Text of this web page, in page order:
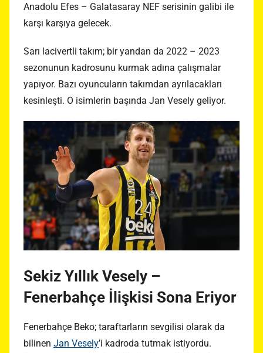
Anadolu Efes – Galatasaray NEF serisinin galibi ile
karşı karşıya gelecek.
Sarı lacivertli takım; bir yandan da 2022 – 2023
sezonunun kadrosunu kurmak adına çalışmalar
yapıyor. Bazı oyuncuların takımdan ayrılacakları
kesinleşti. O isimlerin başında Jan Vesely geliyor.
Sekiz Yıllık Vesely –
Fenerbahçe İlişkisi Sona Eriyor
Fenerbahçe Beko; taraftarların sevgilisi olarak da
bilinen Jan Vesely’i kadroda tutmak istiyordu.